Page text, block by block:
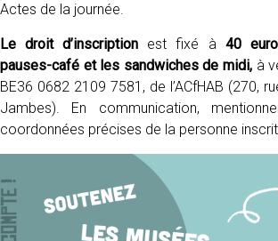
Actes de la journée.
Le droit d’inscription est fixé à 40
pauses-café et les sandwiches de midi, à
BE36 0682 2109 7581, de l’ACfHAB (270,
Jambes). En communication,
coordonnées précises de la personne